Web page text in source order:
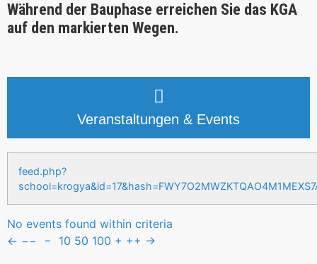
Während der Bauphase erreichen Sie das KGA
auf den markierten Wegen.
Veranstaltungen & Events
feed.php?
No events found within criteria
← −− − 10 50 100 + ++ →